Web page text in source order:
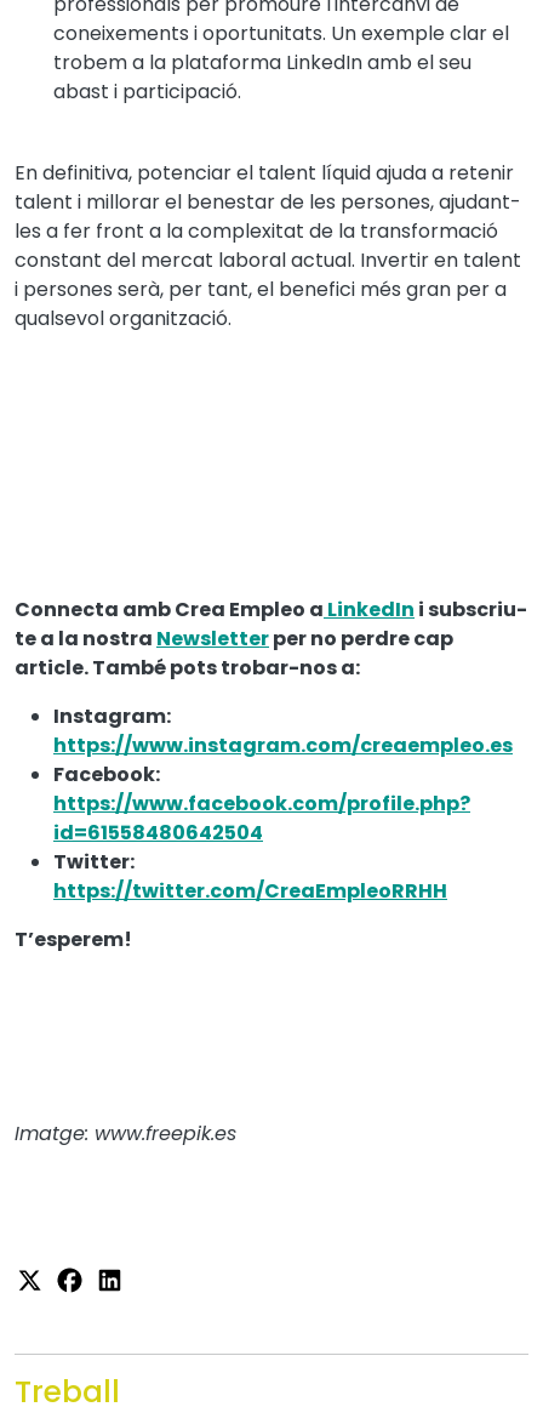
coneixements i oportunitats. Un exemple clar el
trobem a la plataforma LinkedIn amb el seu
abast i participació.
En definitiva, potenciar el talent líquid ajuda a retenir
talent i millorar el benestar de les persones, ajudant-
les a fer front a la complexitat de la transformació
constant del mercat laboral actual. Invertir en talent
i persones serà, per tant, el benefici més gran per a
qualsevol organització.
Connecta amb Crea Empleo a LinkedIn i subscriu-
te a la nostra Newsletterper no perdre cap
article. També pots trobar-nos a:
Instagram:
https://www.instagram.com/creaempleo.es
Facebook:
https://www.facebook.com/profile.php?
id=61558480642504
Twitter:
https://twitter.com/CreaEmpleoRRHH
T’esperem!
Imatge: www.freepik.es
Treball